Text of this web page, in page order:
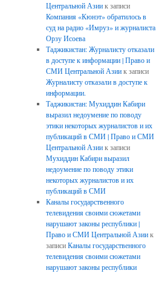
Центральной Азиик записи
Компания «Кюнэт» обратилось в
суд на радио «Имруз» и журналиста
Орзу Исоева
Таджикистан: Журналисту отказали
в доступе к информации | Право и
СМИ Центральной Азиик записи
Журналисту отказали в доступе к
информации.
Таджикистан: Мухиддин Кабири
выразил недоумение по поводу
этики некоторых журналистов и их
публикаций в СМИ | Право и СМИ
Центральной Азиик записи
Мухиддин Кабири выразил
недоумение по поводу этики
некоторых журналистов и их
публикаций в СМИ
Каналы государственного
телевидения своими сюжетами
нарушают законы республики |
Право и СМИ Центральной Азиик
записиКаналы государственного
телевидения своими сюжетами
нарушают законы республики